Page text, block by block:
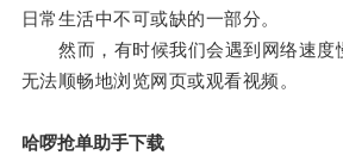
日常生活中不可或缺的一部分。
然而，有时候我们会遇到网络速度
无法顺畅地浏览网页或观看视频。
哈啰抢单助手下载